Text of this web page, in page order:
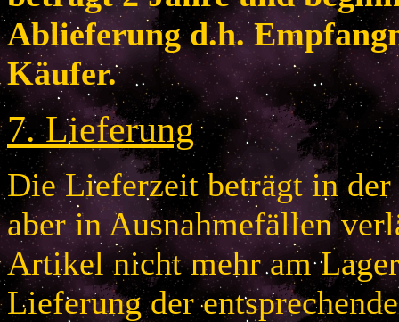
Ablieferung d.h.
Käufer.
7.Lieferung
Die Lieferzeit beträgt in der
aber in Ausnahmefällen
Artikel nicht mehr am
Lieferung der